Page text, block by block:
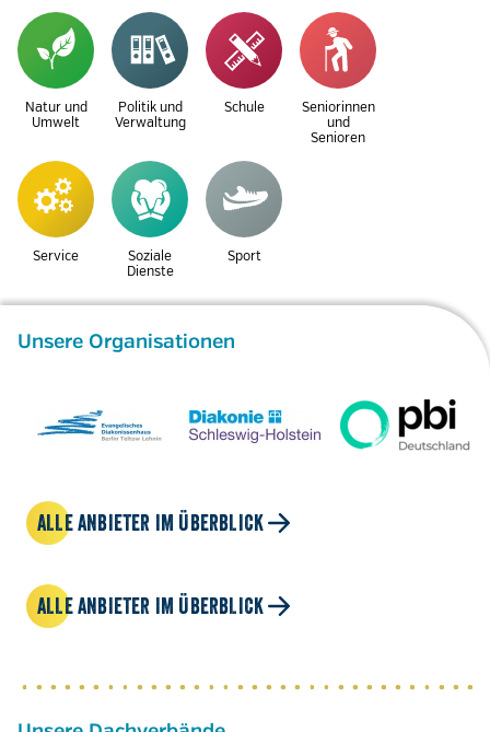
Natur und
Umwelt
Politik und
Verwaltung
Schule
Seniorinnen
und
Senioren
Service
Soziale
Dienste
Sport
Unsere Organisationen
ALLE ANBIETER IM ÜBERBLICK
ALLE ANBIETER IM ÜBERBLICK